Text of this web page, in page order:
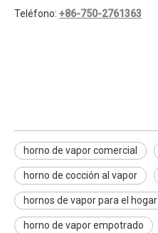
Teléfono: +86-750-2761363
horno de vapor comercial
horno de cocción al vapor
hornos de vapor para el hogar
horno de vapor empotrado